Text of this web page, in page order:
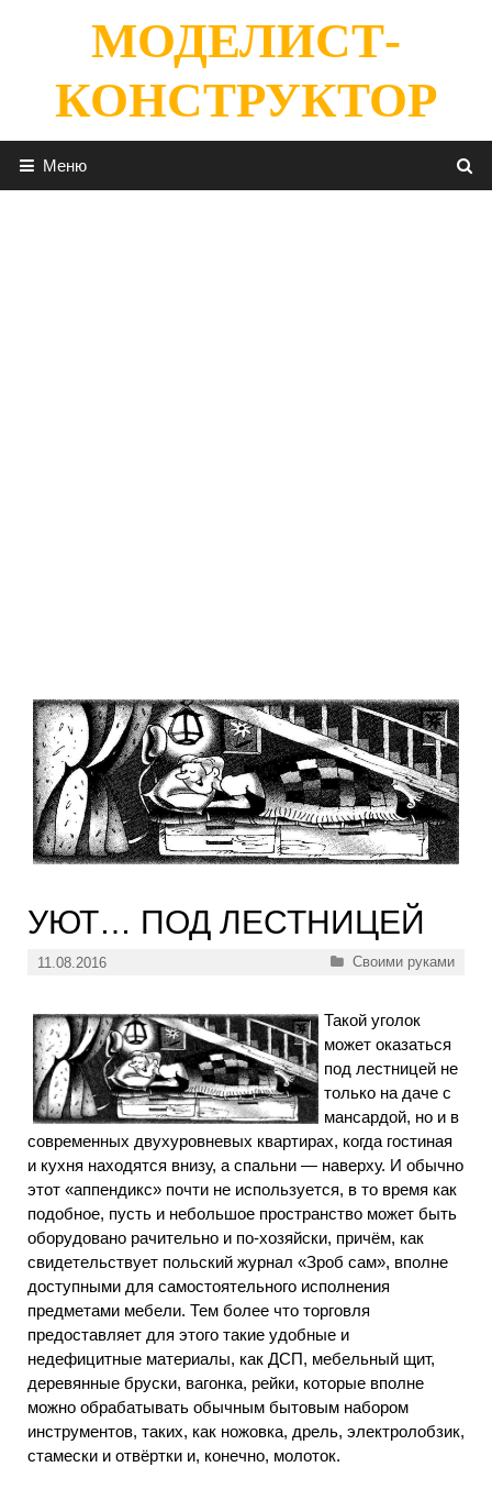
содержимомуМОДЕЛИСТ-
КОНСТРУКТОР
Меню
УЮТ… ПОД ЛЕСТНИЦЕЙ
11.08.2016 Рубрики
Своими руками
Такой уголок
может оказаться
под лестницей не
только на даче с
мансардой, но и в
современных двухуровневых квартирах, когда гостиная
и кухня находятся внизу, а спальни — наверху. И обычно
этот «аппендикс» почти не используется, в то время как
подобное, пусть и небольшое пространство может быть
оборудовано рачительно и по-хозяйски, причём, как
свидетельствует польский журнал «Зроб сам», вполне
доступными для самостоятельного исполнения
предметами мебели. Тем более что торговля
предоставляет для этого такие удобные и
недефицитные материалы, как ДСП, мебельный щит,
деревянные бруски, вагонка, рейки, которые вполне
можно обрабатывать обычным бытовым набором
инструментов, таких, как ножовка, дрель, электролобзик,
стамески и отвёртки и, конечно, молоток.